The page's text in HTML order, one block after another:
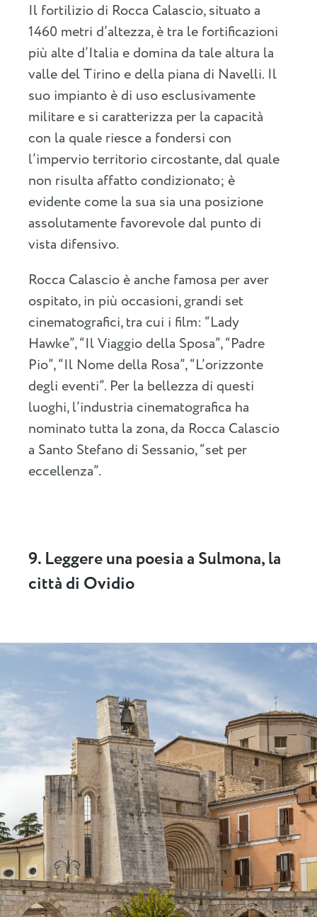
Il fortilizio di Rocca Calascio, situato a
1460 metri d’altezza, è tra le fortificazioni
più alte d’Italia e domina da tale altura la
valle del Tirino e della piana di Navelli. Il
suo impianto è di uso esclusivamente
militare e si caratterizza per la capacità
con la quale riesce a fondersi con
l’impervio territorio circostante, dal quale
non risulta affatto condizionato; è
evidente come la sua sia una posizione
assolutamente favorevole dal punto di
vista difensivo.
Rocca Calascio è anche famosa per aver
ospitato, in più occasioni, grandi set
cinematografici, tra cui i film: “Lady
Hawke”, “Il Viaggio della Sposa”, “Padre
Pio”, “Il Nome della Rosa”, “L’orizzonte
degli eventi”. Per la bellezza di questi
luoghi, l’industria cinematografica ha
nominato tutta la zona, da Rocca Calascio
a Santo Stefano di Sessanio, “set per
eccellenza”.
9. Leggere una poesia a Sulmona, la
città di Ovidio